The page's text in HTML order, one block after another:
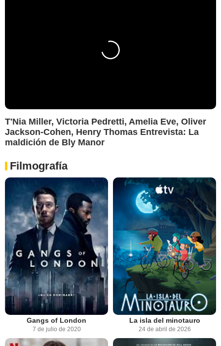
T'Nia Miller, Victoria Pedretti, Amelia Eve, Oliver
Jackson-Cohen, Henry Thomas Entrevista: La
maldición de Bly Manor
Filmografía
Gangs of London
7 de julio de 2020
La isla del minotauro
24 de abril de 2026